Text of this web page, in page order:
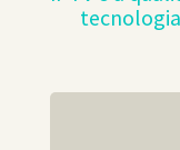
tecnologia